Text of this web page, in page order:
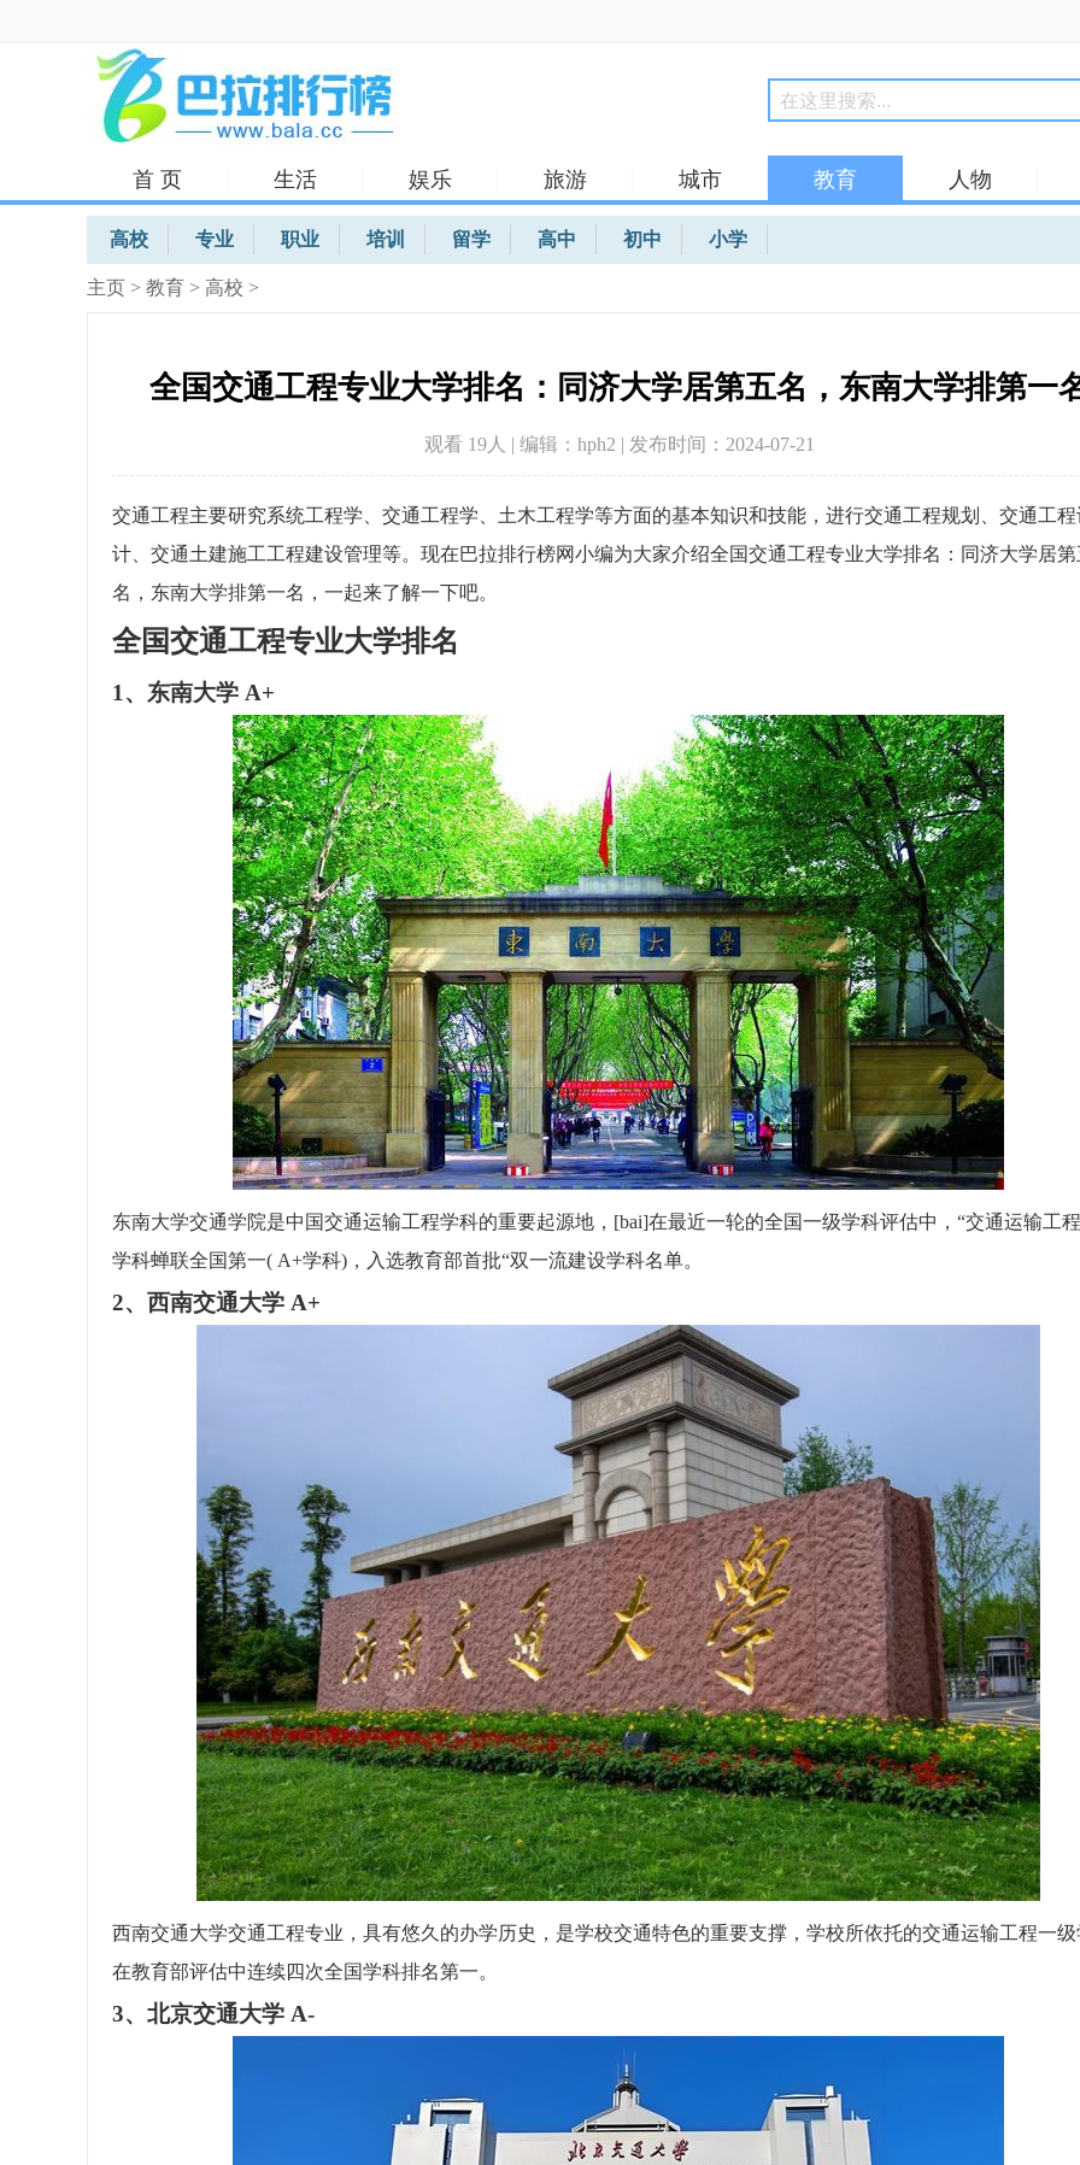
首 页 生活 娱乐 旅游 城市 教育
人物
体育
高校 专业 职业 培训 留学 高中 初中 小学
主页 > 教育 > 高校 >
全国交通工程专业大学排名：同济大学居第五名，东南大学排第一
观看 19 人 | 编辑：hph2 | 发布时间：2024-07-21
交通工程主要研究系统工程学、交通工程学、土木工程学等方面的基本知识和技能，进行交通工程规划、交通工程
计、交通土建施工工程建设管理等。现在巴拉排行榜网小编为大家介绍全国交通工程专业大学排名：同济大学居第
名，东南大学排第一名，一起来了解一下吧。
全国交通工程专业大学排名
1、东南大学 A+
东南大学交通学院是中国交通运输工程学科的重要起源地，[bai]在最近一轮的全国一级学科评估中，“交通运输工
学科蝉联全国第一( A+学科)，入选教育部首批“双一流建设学科名单。
2、西南交通大学 A+
西南交通大学交通工程专业，具有悠久的办学历史，是学校交通特色的重要支撑，学校所依托的交通运输工程一
在教育部评估中连续四次全国学科排名第一。
3、北京交通大学 A-